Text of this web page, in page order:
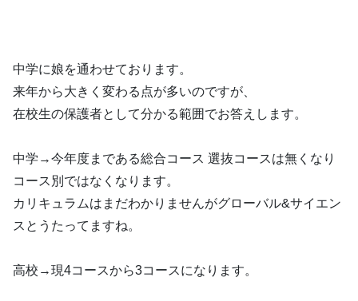
中学に娘を通わせております。
来年から大きく変わる点が多いのですが、
在校生の保護者として分かる範囲でお答えします。
中学→今年度まである総合コース 選抜コースは無くなり
コース別ではなくなります。
カリキュラムはまだわかりませんがグローバル&サイエン
スとうたってますね。
高校→現4コースから3コースになります。